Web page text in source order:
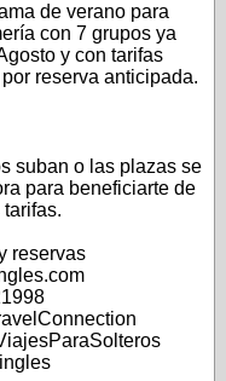
de verano para
con 7 grupos ya
y con tarifas
reserva anticipada.
suban o las plazas se
para beneficiarte de
tarifas.
reservas